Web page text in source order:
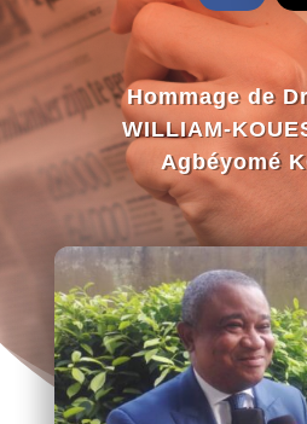
Hommage de
WILLIAM-
Agbéyomé